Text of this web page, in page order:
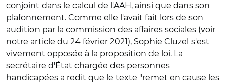
conjoint dans le calcul de l'AAH, ainsi que dans son
plafonnement. Comme elle l'avait fait lors de son
audition par la commission des affaires sociales (voir
notre article du 24 février 2021), Sophie Cluzel s'est
vivement opposée à la proposition de loi. La
secrétaire d'État chargée des personnes
handicapées a redit que le texte "remet en cause les